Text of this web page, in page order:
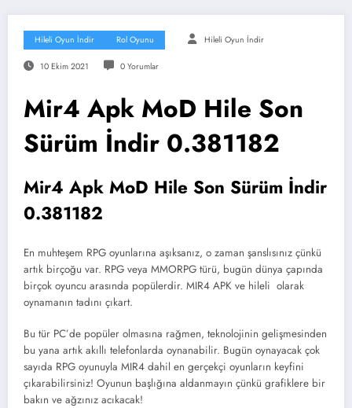
Hileli Oyun İndir Rol Oyunu Hileli Oyun İndir
10 Ekim 2021 0 Yorumlar
Mir4 Apk MoD Hile Son
Sürüm İndir 0.381182
Mir4 Apk MoD Hile Son Sürüm İndir
0.381182
En muhteşem RPG oyunlarına aşıksanız, o zaman şanslısınız çünkü
artık birçoğu var. RPG veya MMORPG türü, bugün dünya çapında
birçok oyuncu arasında popülerdir. MIR4 APK ve hileli olarak
oynamanın tadını çıkart.
Bu tür PC’de popüler olmasına rağmen, teknolojinin gelişmesinden
bu yana artık akıllı telefonlarda oynanabilir. Bugün oynayacak çok
sayıda RPG oyunuyla MIR4 dahil en gerçekçi oyunların keyfini
çıkarabilirsiniz! Oyunun başlığına aldanmayın çünkü grafiklere bir
bakın ve ağzınız acıkacak!